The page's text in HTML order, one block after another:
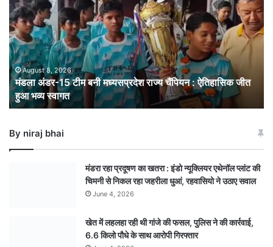
टीम
बनी
मध्यसप्रदेश
राज्य
चैंपियन
: ऐतिहासिक
जीत
हुआ
भव्य
August 8, 2026
मंडला अंडर-15 टीम बनी मध्यसप्रदेश राज्य चैंपियन : ऐतिहासिक जीत
हुआ भव्य स्वागत
By niraj bhai
मंडरा रहा प्रदूषण का खतरा : इंडो न्यूक्लियर एथेनॉल प्लांट की
चिमनी से निकल रहा जहरीला धुआं, रहवासियो ने उठाए सवाल
June 4, 2026
खेत में लहलहा रही थी गांजे की फसल, पुलिस ने की कार्रवाई,
6.6 किलो पौधे के साथ आरोपी गिरफ्तार